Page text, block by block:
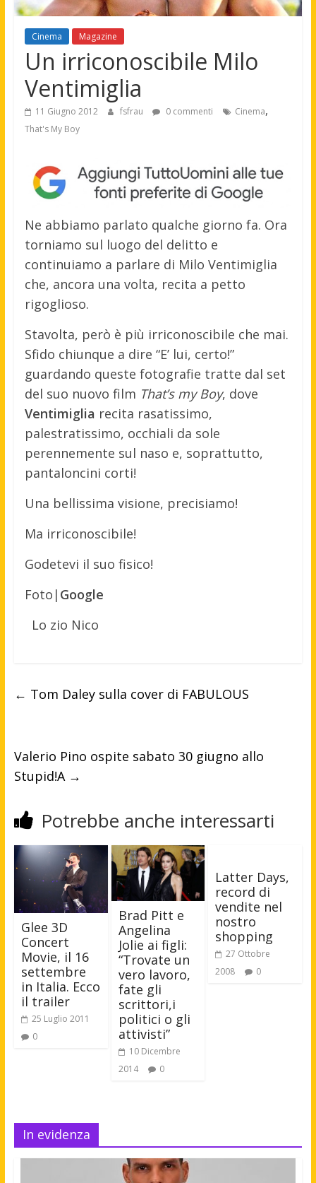
Cinema Magazine
Un irriconoscibile Milo
Ventimiglia
11 Giugno 2012 fsfrau 0 commenti Cinema,
That's My Boy
Ne abbiamo parlato qualche giorno fa. Ora
torniamo sul luogo del delitto e
continuiamo a parlare di Milo Ventimiglia
che, ancora una volta, recita a petto
rigoglioso.
Stavolta, però è più irriconoscibile che mai.
Sfido chiunque a dire “E’ lui, certo!”
guardando queste fotografie tratte dal set
del suo nuovo film That’s my Boy, dove
Ventimiglia recita rasatissimo,
palestratissimo, occhiali da sole
perennemente sul naso e, soprattutto,
pantaloncini corti!
Una bellissima visione, precisiamo!
Ma irriconoscibile!
Godetevi il suo fisico!
Foto| Google
Lo zio Nico
← Tom Daley sulla cover di FABULOUS
Valerio Pino ospite sabato 30 giugno allo
Stupid!A →
Potrebbe anche interessarti
Glee 3D
Concert
Movie, il 16
settembre
in Italia. Ecco
il trailer
25 Luglio 2011
0
Brad Pitt e
Angelina
Jolie ai figli:
“Trovate un
vero lavoro,
fate gli
scrittori,i
politici o gli
attivisti”
10 Dicembre
2014
0
Latter Days,
record di
vendite nel
nostro
shopping
27 Ottobre
2008
0
In evidenza